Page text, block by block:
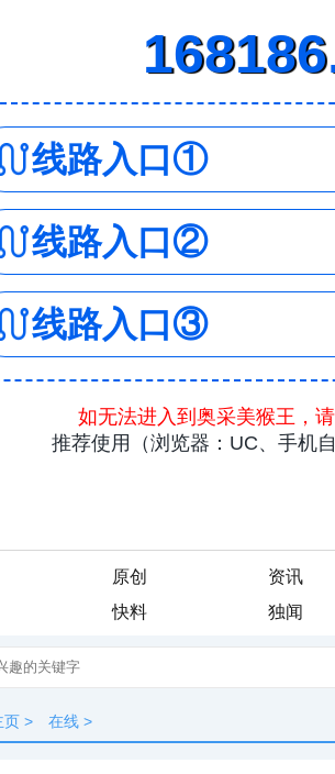
原创 资讯
快料 独闻
页 > 在线 >